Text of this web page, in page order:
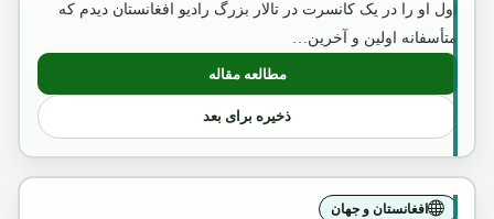
اول او را در یک کانسرت در تالار بزرگ رادیو افغانستان دیدم که
متأسفانه اولین و آخرین…
مطالعه مقاله: نگاهی به کتاب "سرگذشت موسیقی معاصر افغانستان از
ذخیره برای بعد
افغانستان و جهان